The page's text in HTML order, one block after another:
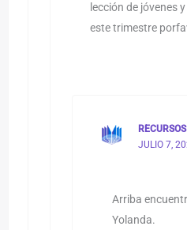
lección de jóvenes
este trimestre
JULIO 7,
Arriba
Yolanda.